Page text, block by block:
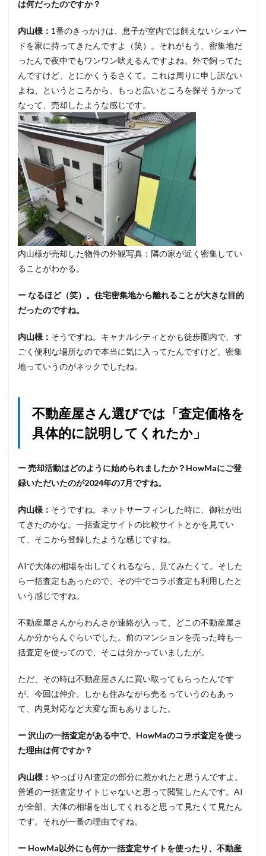
は何だったのですか？
内山様： 1番のきっかけは、息子が室内では飼えないシェパー
ドを家に持ってきたんですよ（笑）。それがもう、密集地だ
ったんで夜中でもワンワン吠えるんですよね。外で飼ってた
んですけど、とにかくうるさくて。これは周りに申し訳ない
よね、というところから、もっと広いところを探そうかって
なって、売却したような感じです。
内山様が売却した物件の外観写真：隣の家が近く密集してい
ることがわかる。
ー なるほど（笑）。住宅密集地から離れることが大きな目的
だったのですね。
内山様： そうですね。キャナルシティとかも徒歩圏内で、す
ごく便利な場所なので本当に気に入ってたんですけど、密集
地っていうのがネックでしたね。
不動産屋さん選びでは「査定価格を
具体的に説明してくれたか」
ー 売却活動はどのように始められましたか？HowMaにご登
録いただいたのが2024年の7月ですね。
内山様： そうですね。ネットサーフィンした時に、御社が出
てきたのかな。一括査定サイトの比較サイトとかを見てい
て、そこから登録したような感じですね。
AIで大体の相場を出してくれるなら、見てみたくて。そした
ら一括査定もあったので、その中でコラボ査定も利用したと
いう感じですね。
不動産屋さんからわんさか連絡が入って、どこの不動産屋さ
んか分からんぐらいでした。前のマンションを売った時も一
括査定を使ってので、そこは分かっていましたが。
ただ、その時は不動産屋さんに買い取ってもらったんです
が、今回は仲介。しかも住みながら売るっていうのもあっ
て、内見対応など大変な面もありました。
ー 沢山の一括査定がある中で、HowMaのコラボ査定を使っ
た理由は何ですか？
内山様： やっぱりAI査定の部分に惹かれたと思うんですよ。
普通の一括査定サイトじゃないと思って閲覧したんです。AI
が全部、大体の相場を出してくれると思って見たくて見たん
です。それが一番の理由ですね。
ー HowMa以外にも何か一括査定サイトを使ったり、不動産